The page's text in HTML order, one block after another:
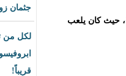
جثمان
لكل من
قريباً!
ديغو لحادث منزلي خطير يوم الأحد 2 مايو الماضي عند الساعة 4:00 مساءً، حيث كان يلعب